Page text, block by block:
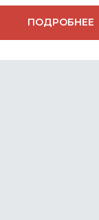
ПОДРОБНЕЕ